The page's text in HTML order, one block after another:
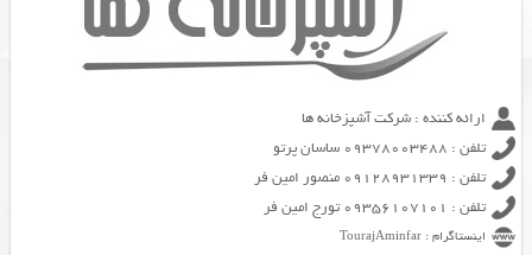
ارائه کننده : شرکت آشپزخانه ها
تلفن : 09378003488 ساسان پرتو
تلفن : 09128931339 منصور امین فر
تلفن : 09356107101 تورج امین فر
اینستاگرام : TourajAminfar